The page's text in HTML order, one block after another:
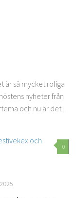
är så mycket roliga
nyheter från
och nu är det...
0